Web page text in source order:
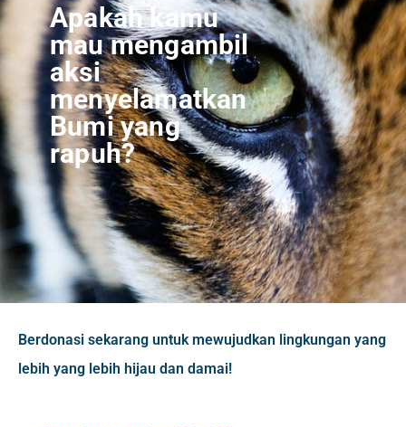
Apakah kamu
mau mengambil
aksi
menyelamatkan
Bumi yang
rapuh?
Berdonasi sekarang untuk mewujudkan lingkungan yang
lebih yang lebih hijau dan damai!